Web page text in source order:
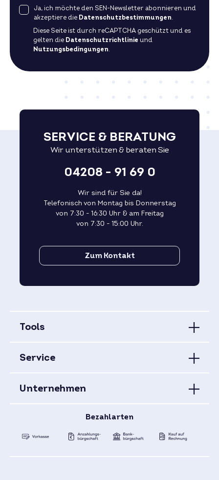
Ja, ich möchte den SEN-Newsletter abonnieren und
akzeptiere die Datenschutzbestimmungen.
Diese Seite ist durch reCAPTCHA geschützt und es
gelten die Datenschutzrichtlinie und
Nutzungsbedingungen.
SERVICE & BERATUNG
Wir unterstützen & beraten Sie
04208 - 91 69 0
Wir sind für Sie da!
Telefonisch von Montag bis Donnerstag
von 7:30 - 16:30 Uhr & am Freitag
von 7:30 - 15:00 Uhr.
Zum Kontakt
Tools
Service
Unternehmen
Bezahlarten